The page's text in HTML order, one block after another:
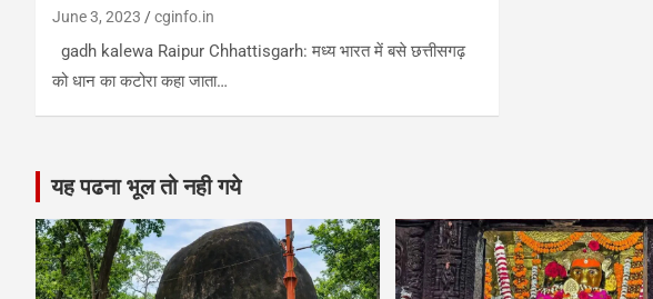
June 3, 2023 cginfo.in
gadh kalewa Raipur Chhattisgarh: मध्य भारत में बसे छत्तीसगढ़
को धान का कटोरा कहा जाता…
यह पढना भूल तो नही गये